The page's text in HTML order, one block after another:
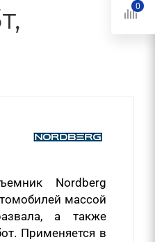
Nordberg
массой
а также
Применяется в
0